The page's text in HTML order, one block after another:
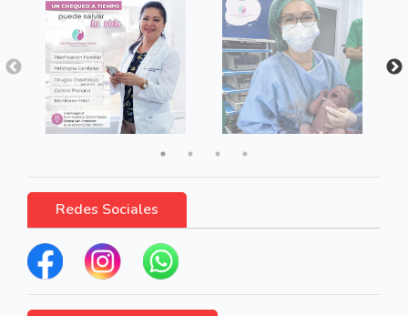
Redes Sociales